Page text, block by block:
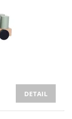
DETAIL